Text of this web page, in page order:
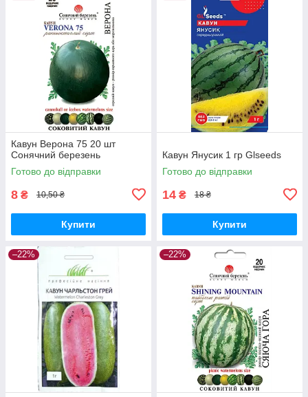
Кавун Верона 75 20 шт
Сонячний березень
Готово до відправки
8 ₴ 10,50 ₴
Купити
Кавун Янусик 1 гр Glseeds
Готово до відправки
14 ₴ 18 ₴
Купити
–22% –22%